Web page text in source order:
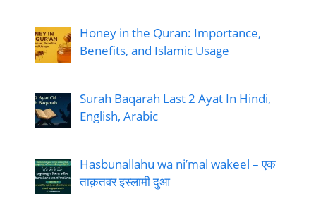
Honey in the Quran: Importance,
Benefits, and Islamic Usage
Surah Baqarah Last 2 Ayat In Hindi,
English, Arabic
Hasbunallahu wa ni’mal wakeel – एक
ताक़तवर इस्लामी दुआ